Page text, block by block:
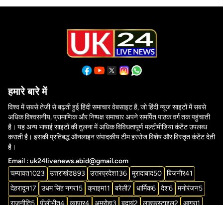
हमारे बारे में
विश्व में सबसे तेजी से बढ़ती हुई हिंदी समाचार वेबसाइट है, जो हिंदी न्यूज साइटों में सबसे
अधिक विश्वसनीय, प्रामाणिक और निष्पक्ष समाचार अपने समर्पित पाठक वर्ग तक पहुंचाती
है। यह अन्य भाषाई साइटों की तुलना में अधिक विविधतापूर्ण मल्टीमीडिया कंटेंट उपलब्ध
कराती है। इसकी प्रतिबद्ध ऑनलाइन संपादकीय टीम हररोज विशेष और विस्तृत कंटेंट देती
है।
Email : uk24livenews.abid@gmail.com
चम्पावत1023 उत्तराखंड893 उत्तरप्रदेश136 मुरादाबाद50 बिजनौर41
देहरादून17 उधम सिंह नगर15 क्राइम11 बरेली7 धार्मिक6 देश6 मनोरंजन5
राजनीति5 पीलीभीत4 व्यापार4 अमरोहा3 बदायूं2 लाइफस्टाइल2 आगरा1